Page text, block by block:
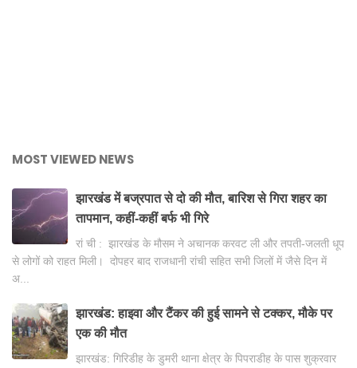
MOST VIEWED NEWS
झारखंड में बज्रपात से दो की मौत, बारिश से गिरा शहर का
तापमान, कहीं-कहीं बर्फ भी गिरे
रां ची : झारखंड के मौसम ने अचानक करवट ली और तपती-जलती धूप
से लोगों को राहत मिली। दोपहर बाद राजधानी रांची सहित सभी जिलों में जैसे दिन में
अ...
झारखंड: हाइवा और टैंकर की हुई सामने से टक्कर, मौके पर
एक की मौत
झारखंड: गिरिडीह के डुमरी थाना क्षेत्र के पिपराडीह के पास शुक्रवार